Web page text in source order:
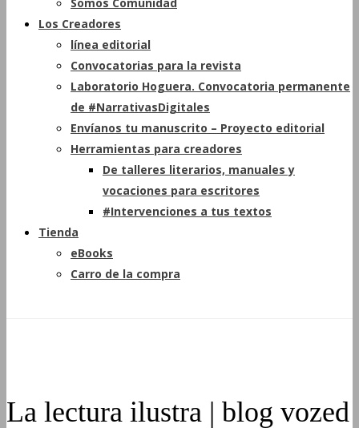
Los Creadores
línea editorial
Convocatorias para la revista
Laboratorio Hoguera. Convocatoria permanente
de #NarrativasDigitales
Envíanos tu manuscrito – Proyecto editorial
Herramientas para creadores
De talleres literarios, manuales y
vocaciones para escritores
#Intervenciones a tus textos
Tienda
eBooks
Carro de la compra
La lectura ilustra | blog vozed